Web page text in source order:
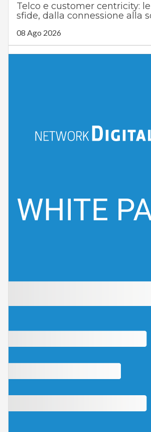
Telco e customer centricity:
sfide, dalla connessione alla
08 Ago 2026